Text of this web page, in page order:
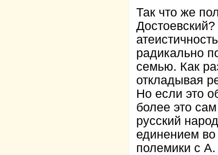
Так что же
радикально
семью. Как
откладывая
Но если это
более это
русский
единением
полемики с